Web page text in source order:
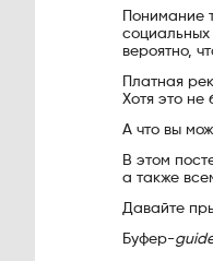
Понимание
социальных
вероятно,
Платная
Хотя это не
А что вы
В этом
а также
Давайте
Буфер-